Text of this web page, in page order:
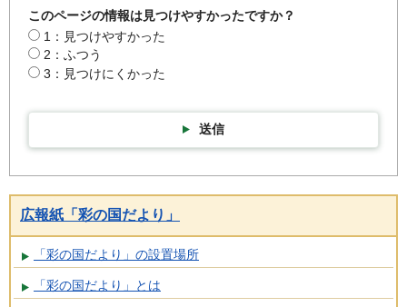
このページの情報は見つけやすかったですか？
1：見つけやすかった
2：ふつう
3：見つけにくかった
送信
広報紙「彩の国だより」
「彩の国だより」の設置場所
「彩の国だより」とは